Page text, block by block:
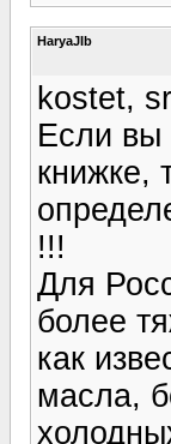
HaryaJIb
kostet,
Если вы
книжке,
!!!
Для
более
как
масла,